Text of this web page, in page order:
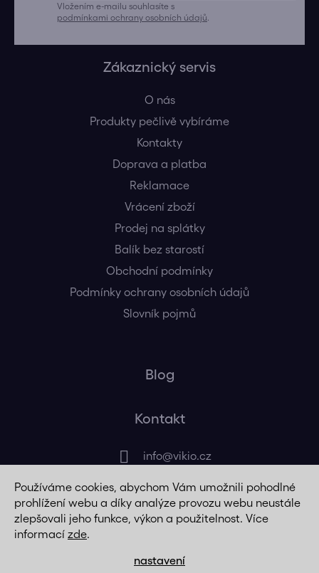
Používáme cookies, abychom Vám umožnili pohodlné
prohlížení webu a díky analýze provozu webu neustále
zlepšovali jeho funkce, výkon a použitelnost. Více
informací zde.
nastavení
Vložením e-mailu souhlasíte s
podmínkami ochrany osobních údajů
Zákaznický servis
O nás
Produkty pečlivě vybíráme
Kontakty
Doprava a platba
Reklamace
Vrácení zboží
Prodej na splátky
Balík bez starostí
Obchodní podmínky
Podmínky ochrany osobních údajů
Slovník pojmů
Blog
Kontakt
info@vikio.cz
+420 725 320 508